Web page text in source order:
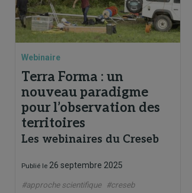
Webinaire
Terra Forma : un
nouveau paradigme
pour l’observation des
territoires
Les webinaires du Creseb
Publié le 26 septembre 2025
#approche scientifique
#creseb